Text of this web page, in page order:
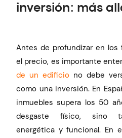
inversión: más
Antes de profundizar en
el precio, es importante
de un edificio no debe
como una inversión. En
inmuebles supera los 50
desgaste físico, sino
energética y funcional. En